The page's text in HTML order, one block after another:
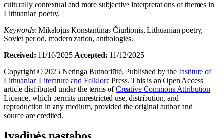
culturally contextual and more subjective interpretations of themes in
Lithuanian poetry.
Keywords: Mikalojus Konstantinas Čiurlionis, Lithuanian poetry,
Soviet period, modernization, anthologies.
Received: 11/10/2025 Accepted: 11/12/2025
Copyright © 2025 Neringa Butnoriūtė. Published by the Institute of
Lithuanian Literature and Folklore Press. This is an Open Access
article distributed under the terms ofCreative Commons Attribution
Licence, which permits unrestricted use, distribution, and
reproduction in any medium, provided the original author and
source are credited.